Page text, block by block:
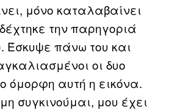
μόνο καταλαβαίνει
την παρηγοριά
Έσκυψε πάνω του και
οι δυο
όμορφη αυτή η εικόνα.
συγκινούμαι, μου έχει